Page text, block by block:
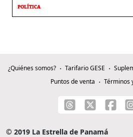
POLÍTICA
¿Quiénes somos? Tarifario GESE
Puntos de venta
Términos
© 2019 La Estrella de Panamá